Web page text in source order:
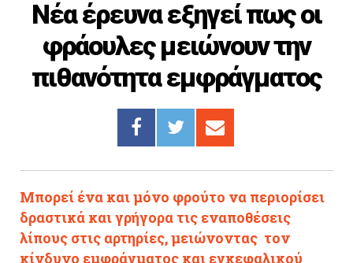
ΣΥΝΔΕΣΜΟΙ
Tv
Νέα έρευνα εξηγεί πως οι
φράουλες μειώνουν την
πιθανότητα εμφράγματος
Μπορεί ένα και μόνο φρούτο να περιορίσει
δραστικά και γρήγορα τις εναποθέσεις
λίπους στις αρτηρίες, μειώνοντας τον
κίνδυνο εμφράγματος και εγκεφαλικού